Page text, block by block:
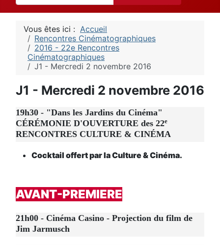
Vous êtes ici : Accueil
Rencontres Cinématographiques
2016 - 22e Rencontres
Cinématographiques
J1 - Mercredi 2 novembre 2016
J1 - Mercredi 2 novembre 2016
19h30 - "Dans les Jardins du Cinéma"
CÉRÉMONIE D'OUVERTURE des 22e
RENCONTRES CULTURE & CINÉMA
Cocktail offert par la Culture & Cinéma.
AVANT-PREMIERE
21h00 - Cinéma Casino - Projection du film de
Jim Jarmusch